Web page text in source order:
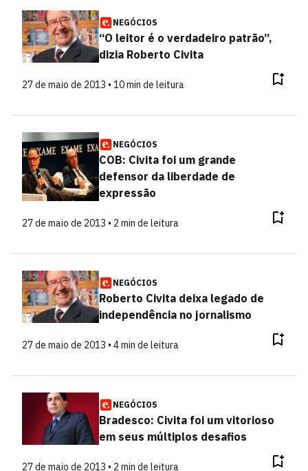
NEGÓCIOS
“O leitor é o verdadeiro patrão”,
dizia Roberto Civita
27 de maio de 2013 • 10 min de leitura
NEGÓCIOS
COB: Civita foi um grande
defensor da liberdade de
expressão
27 de maio de 2013 • 2 min de leitura
NEGÓCIOS
Roberto Civita deixa legado de
independência no jornalismo
27 de maio de 2013 • 4 min de leitura
NEGÓCIOS
Bradesco: Civita foi um vitorioso
em seus múltiplos desafios
27 de maio de 2013 • 2 min de leitura